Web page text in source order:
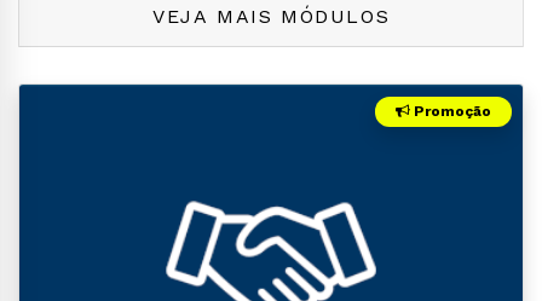
VEJA MAIS MÓDULOS
Promoção